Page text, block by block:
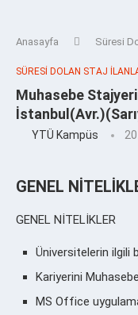
Anasayfa Süresi
SÜRESI DOLAN STAJ
Muhasebe
YTÜ Kampüs
GENEL
GENEL NİTELİKLER
Üniversitelerin ilgili
Kariyerini
MS Office